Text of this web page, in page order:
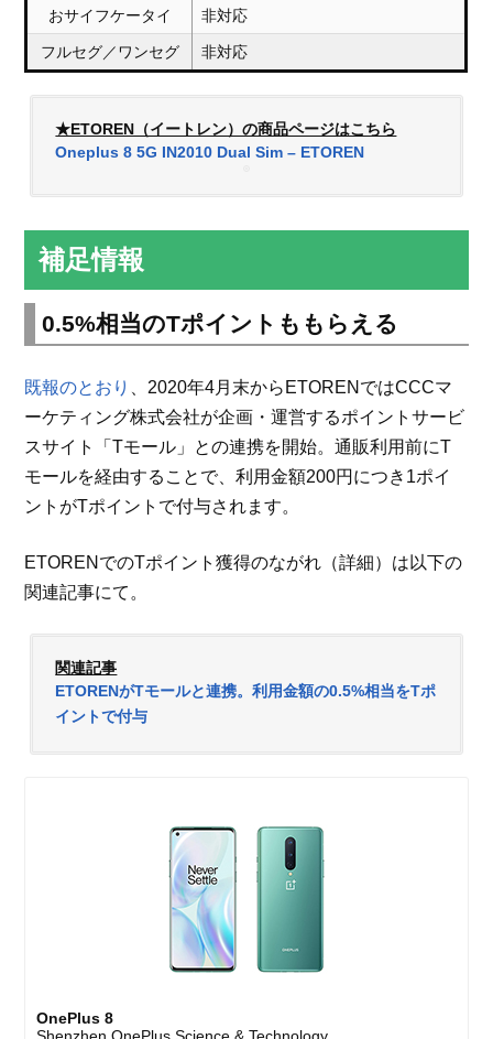
おサイフケータイ 非対応
フルセグ／ワンセグ 非対応
★ETOREN（イートレン）の商品ページはこちら
Oneplus 8 5G IN2010 Dual Sim – ETOREN
補足情報
0.5%相当のTポイントももらえる
既報のとおり
、2020年4月末からETORENではCCCマ
ーケティング株式会社が企画・運営するポイントサービ
スサイト「Tモール」との連携を開始。通販利用前にT
モールを経由することで、利用金額200円につき1ポイ
ントがTポイントで付与されます。
ETORENでのTポイント獲得のながれ（詳細）は以下の
関連記事にて。
関連記事
ETORENがTモールと連携。利用金額の0.5%相当をTポ
イントで付与
OnePlus 8